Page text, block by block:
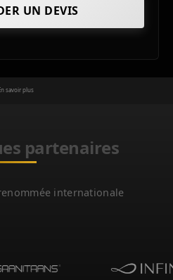
savoir plus
partenaires
internationale